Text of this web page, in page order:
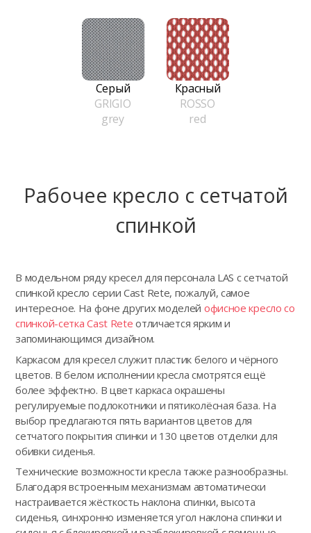
Серый
GRIGIO
grey
Красный
ROSSO
red
Рабочее кресло с сетчатой
спинкой
В модельном ряду кресел для персонала LAS с сетчатой
спинкой кресло серии Cast Rete, пожалуй, самое
интересное. На фоне других моделей офисное кресло со
спинкой-сетка Cast Rete отличается ярким и
запоминающимся дизайном.
Каркасом для кресел служит пластик белого и чёрного
цветов. В белом исполнении кресла смотрятся ещё
более эффектно. В цвет каркаса окрашены
регулируемые подлокотники и пятиколёсная база. На
выбор предлагаются пять вариантов цветов для
сетчатого покрытия спинки и 130 цветов отделки для
обивки сиденья.
Технические возможности кресла также разнообразны.
Благодаря встроенным механизмам автоматически
настраивается жёсткость наклона спинки, высота
сиденья, синхронно изменяется угол наклона спинки и